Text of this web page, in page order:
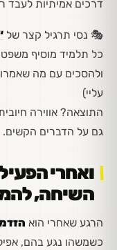
דרכים אמיתיות לעבד
🎭 נסי תרגיל קצר של
כל תלמיד מוסיף משפט
ולהסכים עם מה שאמרו
עליי)
התוצאה? אווירה
גם על הדברים הקשים.
ואחרי
השיחה,
הרגע שאחרי הוא
כשמשהו נגע בהם,